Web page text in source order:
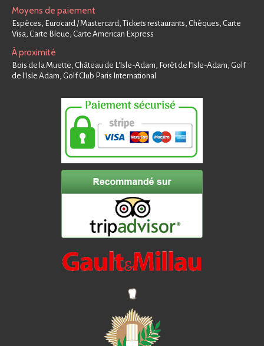
Moyens de paiement
Espèces, Eurocard / Mastercard, Tickets restaurants, Chèques, Carte
Visa, Carte Bleue, Carte American Express
À proximité
Bois de la Muette, Château de L'Isle-Adam, Forêt de l’Isle-Adam, Golf
de l'Isle Adam, Golf Club Paris International